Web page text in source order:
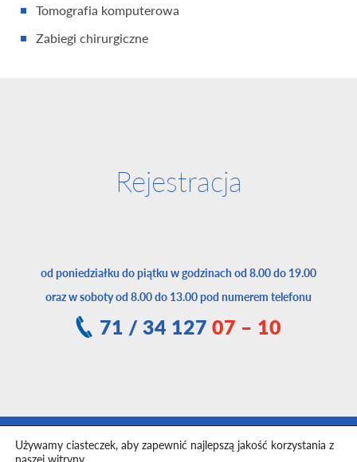
Tomografia komputerowa
Zabiegi chirurgiczne
Rejestracja
od poniedziałku do piątku w godzinach od 8.00 do 19.00
oraz w soboty od 8.00 do 13.00 pod numerem telefonu
71 / 34 12707 – 10
Toggle
Używamy ciasteczek, aby zapewnić najlepszą jakość korzystania z